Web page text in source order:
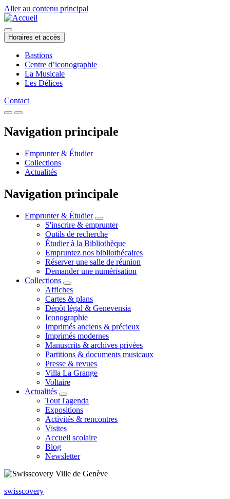
Aller au contenu principal
Horaires et accès
Bastions
Centre d’iconographie
La Musicale
Les Délices
Contact
Navigation principale
Emprunter & Étudier
Collections
Actualités
Navigation principale
Emprunter & Étudier
S'inscrire & emprunter
Outils de recherche
Étudier à la Bibliothèque
Empruntez nos bibliothécaires
Réserver une salle de réunion
Demander une numérisation
Collections
Affiches
Cartes & plans
Dépôt légal & Genevensia
Iconographie
Imprimés anciens & précieux
Imprimés modernes
Manuscrits & archives privées
Partitions & documents musicaux
Presse & revues
Villa La Grange
Voltaire
Actualités
Tout l'agenda
Expositions
Activités & rencontres
Visites
Accueil scolaire
Blog
Newsletter
swisscovery